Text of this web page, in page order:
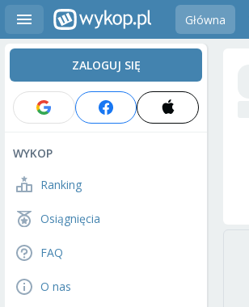
Główna
ZALOGUJ SIĘ
WYKOP
Ranking
Osiągnięcia
FAQ
O nas